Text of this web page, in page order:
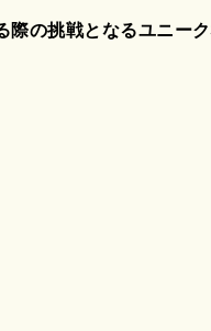
の挑戦となるユニーク